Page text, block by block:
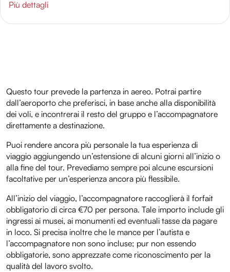
Più dettagli
Questo tour prevede la partenza in aereo. Potrai partire
dall’aeroporto che preferisci, in base anche alla disponibilità
dei voli, e incontrerai il resto del gruppo e l’accompagnatore
direttamente a destinazione.
Puoi rendere ancora più personale la tua esperienza di
viaggio aggiungendo un’estensione di alcuni giorni all’inizio o
alla fine del tour. Prevediamo sempre poi alcune escursioni
facoltative per un’esperienza ancora più flessibile.
All’inizio del viaggio, l’accompagnatore raccoglierà il forfait
obbligatorio di circa €70 per persona. Tale importo include gli
ingressi ai musei, ai monumenti ed eventuali tasse da pagare
in loco. Si precisa inoltre che le mance per l’autista e
l’accompagnatore non sono incluse; pur non essendo
obbligatorie, sono apprezzate come riconoscimento per la
qualità del lavoro svolto.